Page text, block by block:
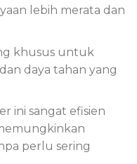
lebih merata dan
khusus untuk
daya tahan yang
ini sangat efisien
perlu sering